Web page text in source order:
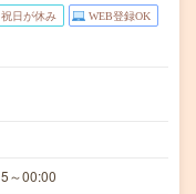
祝日が休み WEB登録OK
～00:00